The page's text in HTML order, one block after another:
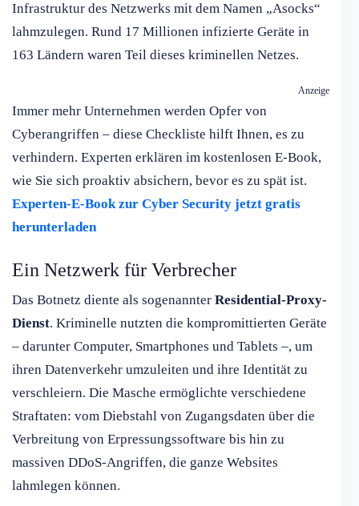
Infrastruktur des Netzwerks mit dem Namen „Asocks“
lahmzulegen. Rund 17 Millionen infizierte Geräte in
163 Ländern waren Teil dieses kriminellen Netzes.
Anzeige
Immer mehr Unternehmen werden Opfer von
Cyberangriffen – diese Checkliste hilft Ihnen, es zu
verhindern. Experten erklären im kostenlosen E-Book,
wie Sie sich proaktiv absichern, bevor es zu spät ist.
Experten-E-Book zur Cyber Security jetzt gratis
herunterladen
Ein Netzwerk für Verbrecher
Das Botnetz diente als sogenannter Residential-Proxy-
Dienst. Kriminelle nutzten die kompromittierten Geräte
– darunter Computer, Smartphones und Tablets –, um
ihren Datenverkehr umzuleiten und ihre Identität zu
verschleiern. Die Masche ermöglichte verschiedene
Straftaten: vom Diebstahl von Zugangsdaten über die
Verbreitung von Erpressungssoftware bis hin zu
massiven DDoS-Angriffen, die ganze Websites
lahmlegen können.